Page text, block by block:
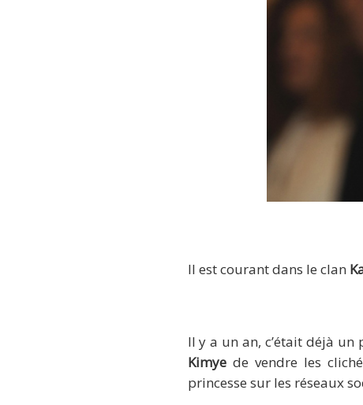
Il est courant dans le clan
Il y a un an, c’était déjà
Kimyede vendre les
princesse sur les réseaux